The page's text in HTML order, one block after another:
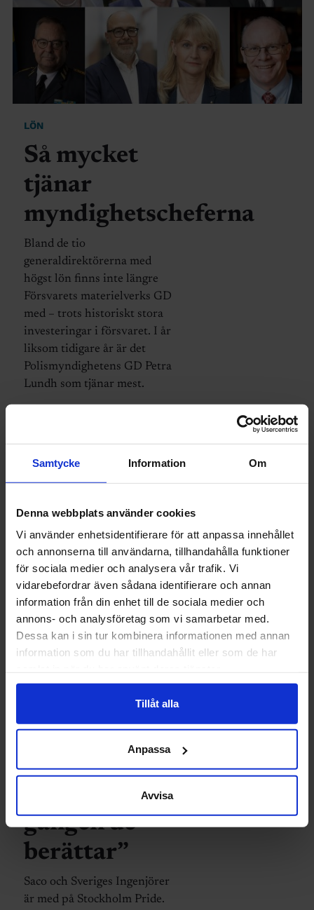
Samtycke Information Om
Denna webbplats använder cookies
Vi använder enhetsidentifierare för att anpassa innehållet
och annonserna till användarna, tillhandahålla funktioner
för sociala medier och analysera vår trafik. Vi
vidarebefordrar även sådana identifierare och annan
information från din enhet till de sociala medier och
annons- och analysföretag som vi samarbetar med.
Dessa kan i sin tur kombinera informationen med annan
information som du har tillhandahållit eller som de har
Tillåt alla
Anpassa
Avvisa
LÖN
Så mycket
tjänar
myndighetscheferna
Bland de tio
generaldirektörerna med
högst lön finns inte längre
Försvarets materielverks GD
med – trots historiskt stora
investeringar i försvaret. I år
liksom tidigare år är det
Polismyndighetens GD Petra
Lundh som tjänar mest.
Ingenjörer i
Stockholm
Pride: ”Kan
vara första
gången de
berättar”
Saco och Sveriges Ingenjörer
är med på Stockholm Pride.